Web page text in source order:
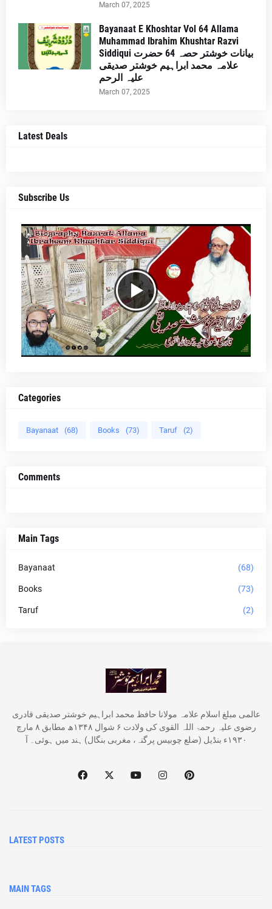
March 07, 2025
Bayanaat E Khoshtar Vol 64 Allama
Muhammad Ibrahim Khushtar Razvi
Siddiqui بیانات خوشتر حصہ 64 حضرت
علامہ محمد ابراہیم خوشتر صدیقی
علیہ الرحم
March 07, 2025
Latest Deals
Subscribe Us
Categories
Bayanaat (68) Books (73) Taruf (2)
Comments
Main Tags
Bayanaat (68)
Books (73)
Taruf (2)
عالمی مبلغ اسلام علامہ مولانا حافظ محمد ابراہیم خوشتر صدیقی قادری
رضوی علیہ رحمۃ اللہ القوی کی ولادت ۶ شوال ۱۳۴۸ھ مطابق ۸ مارچ
۱۹۳۰ء بنڈیل (ضلع چوبیس پرگنہ، مغربی بنگال) ہند میں ہوئی۔ آ
LATEST POSTS
MAIN TAGS